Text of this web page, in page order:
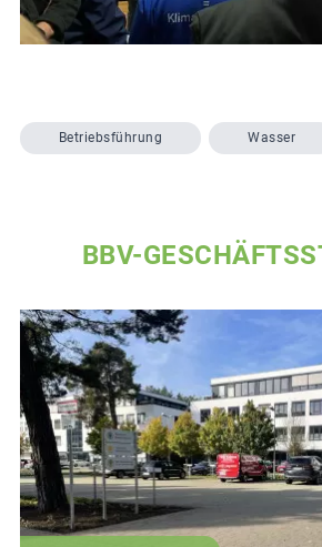
Betriebsführung Wasser
BBV-